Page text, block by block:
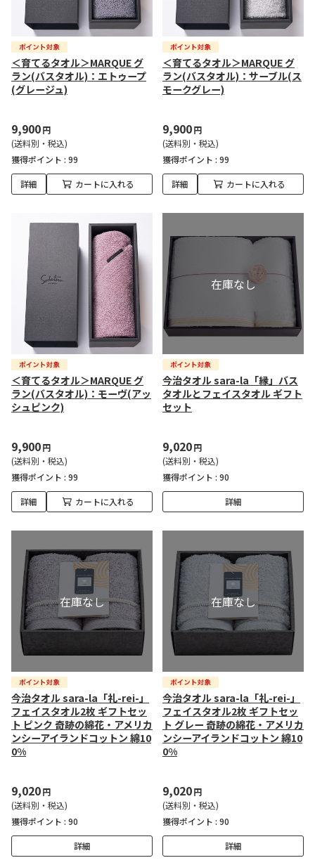
＜育てるタオル＞MARQUE グ
ラン(バスタオル)：エトゥープ
(グレージュ)
9,900円
(送料別・税込)
獲得ポイント : 99
詳細 カートに入れる
＜育てるタオル＞MARQUE グ
ラン(バスタオル)：サーブル(ス
モークグレー)
9,900円
(送料別・税込)
獲得ポイント : 99
詳細 カートに入れる
＜育てるタオル＞MARQUE グ
ラン(バスタオル)：モーヴ(アッ
シュピンク)
9,900円
(送料別・税込)
獲得ポイント : 99
詳細 カートに入れる
今治タオル sara-la「縁」バス
タオルとフェイスタオル ギフト
セット
9,020円
(送料別・税込)
獲得ポイント : 90
詳細
今治タオル sara-la「礼-rei-」
フェイスタオル2枚 ギフトセッ
ト ピンク 奇跡の綿花・アメリカ
ンシーアイランドコットン 綿10
0%
9,020円
(送料別・税込)
獲得ポイント : 90
詳細
今治タオル sara-la「礼-rei-」
フェイスタオル2枚 ギフトセッ
ト グレー 奇跡の綿花・アメリカ
ンシーアイランドコットン 綿10
0%
9,020円
(送料別・税込)
獲得ポイント : 90
詳細